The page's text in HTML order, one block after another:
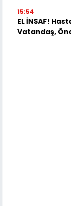
15:54
EL İNSAF!
Vatandaş,